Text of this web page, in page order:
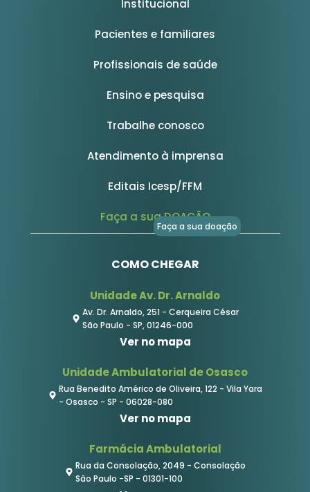
Institucional
Pacientes e familiares
Profissionais de saúde
Ensino e pesquisa
Trabalhe conosco
Atendimento à imprensa
Editais Icesp/FFM
Faça a sua DOAÇÃO
COMO CHEGAR
Unidade Av. Dr. Arnaldo
Av. Dr. Arnaldo, 251 - Cerqueira César
São Paulo - SP, 01246-000
Ver no mapa
Unidade Ambulatorial de Osasco
Rua Benedito Américo de Oliveira, 122 - Vila Yara
- Osasco - SP - 06028-080
Ver no mapa
Farmácia Ambulatorial
Rua da Consolação, 2049 - Consolação
São Paulo -SP - 01301-100
Faça a sua doação